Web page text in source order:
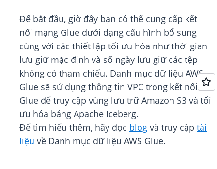
Để bắt đầu, giờ đây bạn có thể cung cấp kết
nối mạng Glue dưới dạng cấu hình bổ sung
cùng với các thiết lập tối ưu hóa như thời gian
lưu giữ mặc định và số ngày lưu giữ các tệp
không có tham chiếu. Danh mục dữ liệu AWS
Glue sẽ sử dụng thông tin VPC trong kết nối
Glue để truy cập vùng lưu trữ Amazon S3 và tối
ưu hóa bảng Apache Iceberg.
Để tìm hiểu thêm, hãy đọc blog và truy cập tài
liệu về Danh mục dữ liệu AWS Glue.